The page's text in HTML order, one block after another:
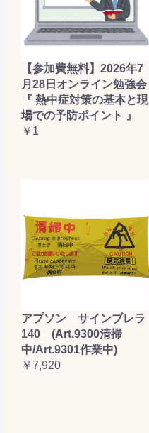
【参加費無料】2026年7
月28日オンライン勉強会
『 熱中症対策の基本と現
場での予防ポイント 』
￥1
アプソン サインブレラ
140 (Art.9300清掃
中/Art.9301作業中)
￥7,920